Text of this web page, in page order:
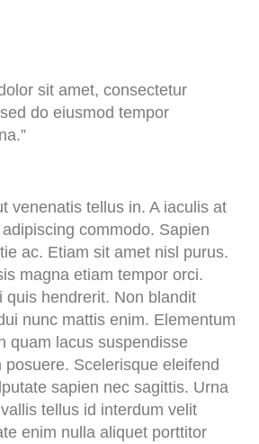
sit amet, consectetur
do eiusmod tempor
venenatis tellus in. A iaculis at
commodo. Sapien
ac. Etiam sit amet nisl purus.
magna etiam tempor orci.
quis hendrerit. Non blandit
nunc mattis enim. Elementum
quam lacus suspendisse
Scelerisque eleifend
sapien nec sagittis. Urna
tellus id interdum velit
enim nulla aliquet porttitor